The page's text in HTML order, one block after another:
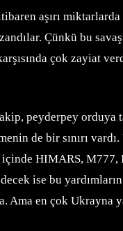
aşırı
Çünkü bu
çok zayiat
peyderpey
de bir sınırı
HIMARS,
ise bu
Ama en çok Ukrayna